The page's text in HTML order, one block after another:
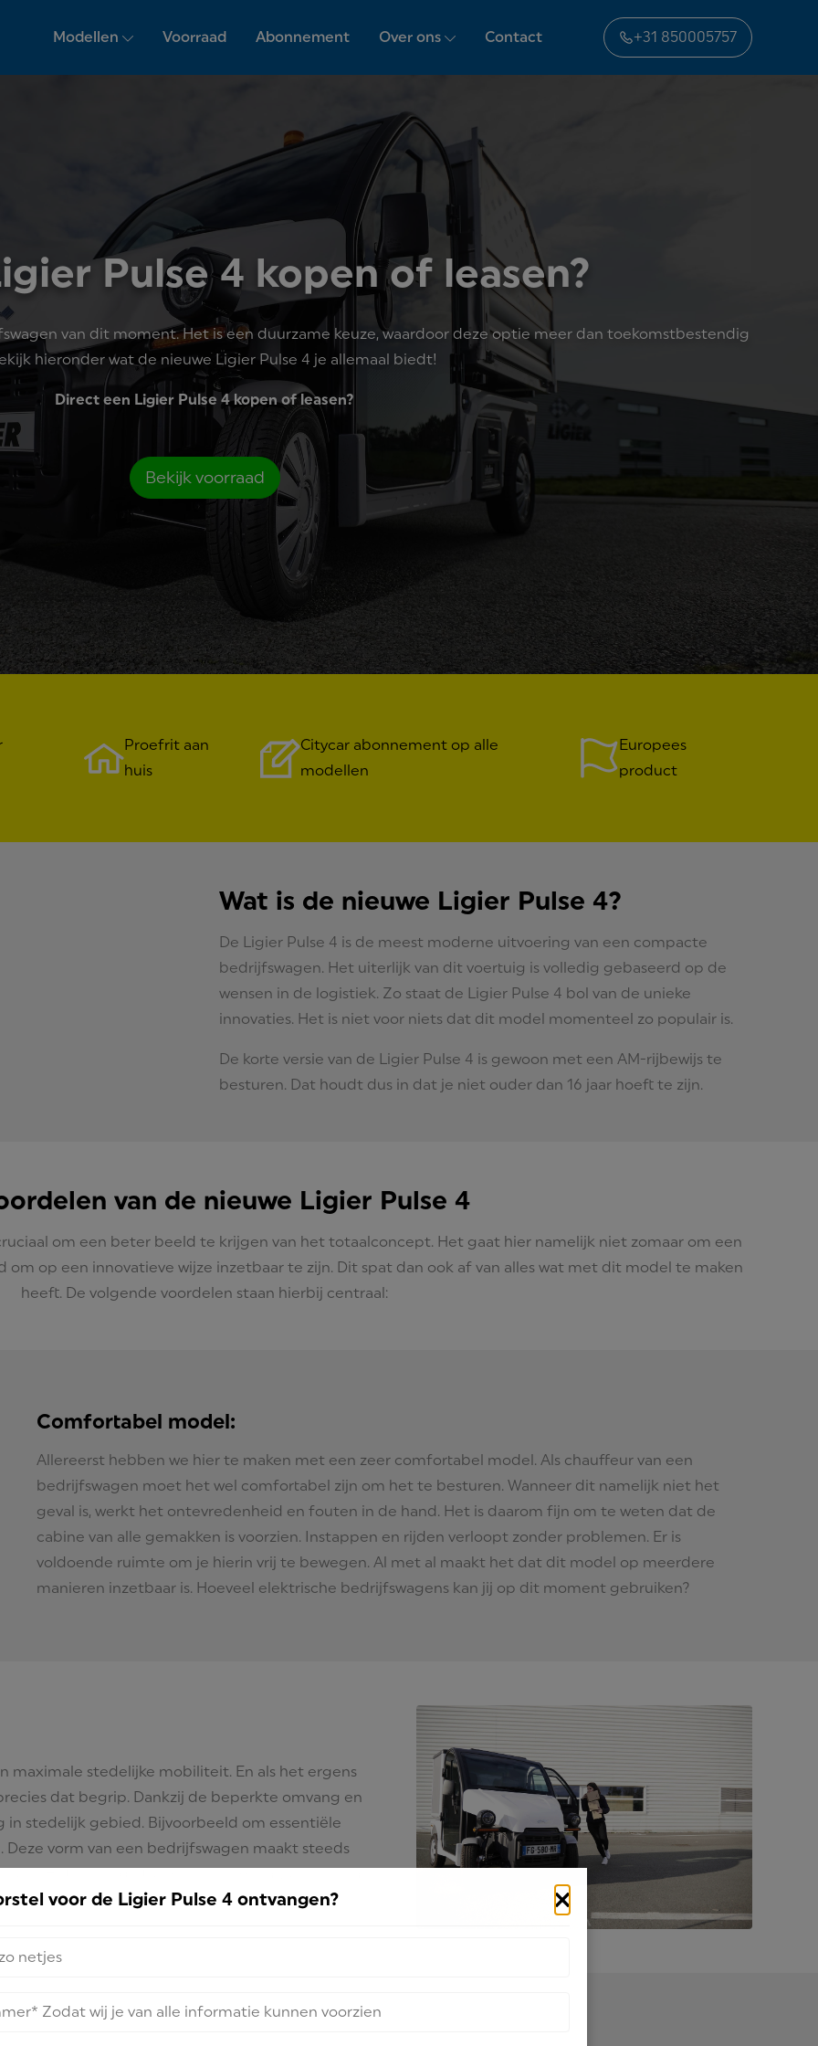
Modellen Voorraad Abonnement Over ons Contact +31 850005757
Pulse 4 kopen of leasen?
van dit moment. Het is een duurzame keuze, waardoor deze optie meer dan toekomstbestendig
hieronder wat de nieuwe Ligier Pulse 4 je allemaal biedt!
Direct een Ligier Pulse 4 kopen of leasen?
Bekijk voorraad
Proefrit aan
huis
Citycar abonnement op alle
modellen
Europees
product
Wat is de nieuwe Ligier Pulse 4?
De Ligier Pulse 4 is de meest moderne uitvoering van een compacte
bedrijfswagen. Het uiterlijk van dit voertuig is volledig gebaseerd op de
wensen in de logistiek. Zo staat de Ligier Pulse 4 bol van de unieke
innovaties. Het is niet voor niets dat dit model momenteel zo populair is.
De korte versie van de Ligier Pulse 4 is gewoon met een AM-rijbewijs te
besturen. Dat houdt dus in dat je niet ouder dan 16 jaar hoeft te zijn.
van de nieuwe Ligier Pulse 4
om een beter beeld te krijgen van het totaalconcept. Het gaat hier namelijk niet zomaar om een
om op een innovatieve wijze inzetbaar te zijn. Dit spat dan ook af van alles wat met dit model te maken
heeft. De volgende voordelen staan hierbij centraal:
Comfortabel model:
Allereerst hebben we hier te maken met een zeer comfortabel model. Als chauffeur van een
bedrijfswagen moet het wel comfortabel zijn om het te besturen. Wanneer dit namelijk niet het
geval is, werkt het ontevredenheid en fouten in de hand. Het is daarom fijn om te weten dat de
cabine van alle gemakken is voorzien. Instappen en rijden verloopt zonder problemen. Er is
voldoende ruimte om je hierin vrij te bewegen. Al met al maakt het dat dit model op meerdere
manieren inzetbaar is. Hoeveel elektrische bedrijfswagens kan jij op dit moment gebruiken?
maximale stedelijke mobiliteit. En als het ergens
dat begrip. Dankzij de beperkte omvang en
stedelijk gebied. Bijvoorbeeld om essentiële
vorm van een bedrijfswagen maakt steeds
Het levert de transportoplossing waar menig
voor de Ligier Pulse 4 ontvangen?